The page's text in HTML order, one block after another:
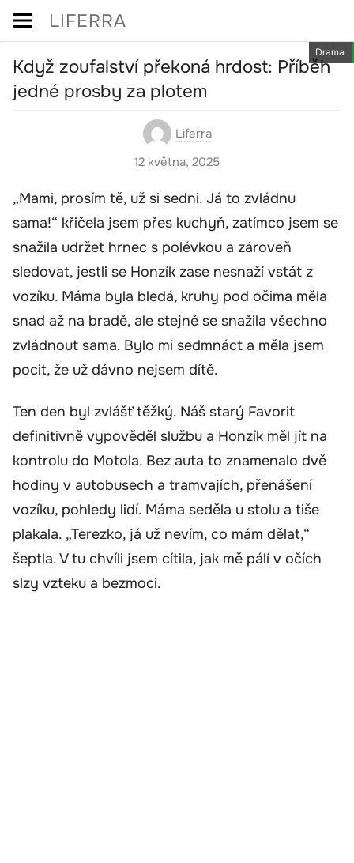
Skip
LIFERRA
Drama
Když zoufalství překoná hrdost: Příběh
jedné prosby za plotem
Liferra
12 května, 2025
„Mami, prosím tě, už si sedni. Já to zvládnu
sama!“ křičela jsem přes kuchyň, zatímco jsem se
snažila udržet hrnec s polévkou a zároveň
sledovat, jestli se Honzík zase nesnaží vstát z
vozíku. Máma byla bledá, kruhy pod očima měla
snad až na bradě, ale stejně se snažila všechno
zvládnout sama. Bylo mi sedmnáct a měla jsem
pocit, že už dávno nejsem dítě.
Ten den byl zvlášť těžký. Náš starý Favorit
definitivně vypověděl službu a Honzík měl jít na
kontrolu do Motola. Bez auta to znamenalo dvě
hodiny v autobusech a tramvajích, přenášení
vozíku, pohledy lidí. Máma seděla u stolu a tiše
plakala. „Terezko, já už nevím, co mám dělat,“
šeptla. V tu chvíli jsem cítila, jak mě pálí v očích
slzy vzteku a bezmoci.